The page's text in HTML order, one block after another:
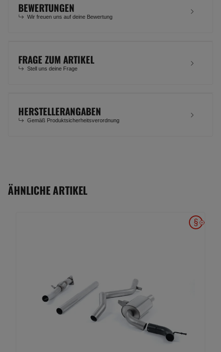
BEWERTUNGEN
Wir freuen uns auf deine Bewertung
FRAGE ZUM ARTIKEL
Stell uns deine Frage
HERSTELLERANGABEN
Gemäß Produktsicherheitsverordnung
ÄHNLICHE ARTIKEL